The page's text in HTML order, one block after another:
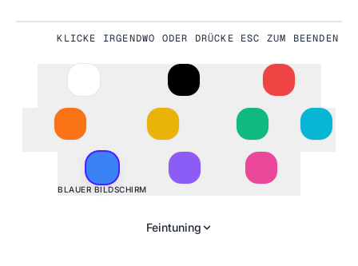
#3B82F6
KLICKE IRGENDWO ODER DRÜCKE ESC ZUM BEENDEN
BLAUER BILDSCHIRM
Feintuning